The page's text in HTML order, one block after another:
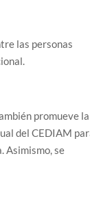
las personas
promueve la
del CEDIAM
Asimismo, se